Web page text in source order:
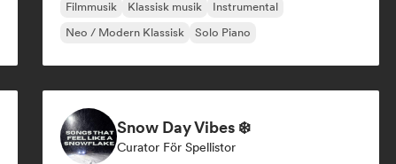
Filmmusik Klassisk musik
Instrumental
Neo / Modern Klassisk
Solo Piano
Snow Day Vibes ❄️
Curator För Spellistor